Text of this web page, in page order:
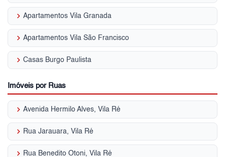
keyboard_arrow_right Apartamentos Vila Granada
keyboard_arrow_right Apartamentos Vila São Francisco
keyboard_arrow_right Casas Burgo Paulista
Imóveis por Ruas
keyboard_arrow_right Avenida Hermilo Alves, Vila Ré
keyboard_arrow_right Rua Jarauara, Vila Ré
keyboard_arrow_right Rua Benedito Otoni, Vila Ré